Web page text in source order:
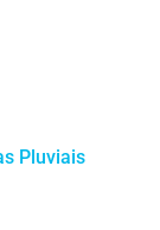
Pluviais